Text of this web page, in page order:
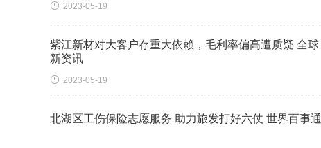
 2023-05-19
紫江新材对大客户存重大依赖，毛利率偏高遭质疑 全球
新资讯
 2023-05-19
北湖区工伤保险志愿服务 助力旅发打好六仗 世界百事通